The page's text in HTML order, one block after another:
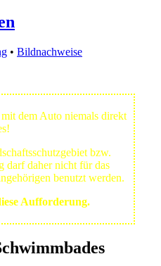
• Bildnachweise
dem Auto niemals direkt
bzw.
darf daher nicht für das
benutzt werden.
Aufforderung.